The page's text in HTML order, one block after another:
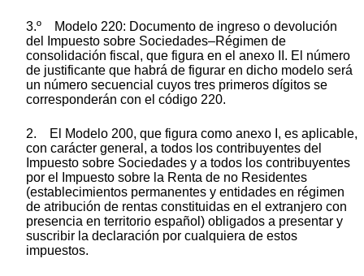
3.º Modelo 220: Documento de ingreso o devolución
del Impuesto sobre Sociedades–Régimen de
consolidación fiscal, que figura en el anexo II. El número
de justificante que habrá de figurar en dicho modelo será
un número secuencial cuyos tres primeros dígitos se
corresponderán con el código 220.
2. El Modelo 200, que figura como anexo I, es aplicable,
con carácter general, a todos los contribuyentes del
Impuesto sobre Sociedades y a todos los contribuyentes
por el Impuesto sobre la Renta de no Residentes
(establecimientos permanentes y entidades en régimen
de atribución de rentas constituidas en el extranjero con
presencia en territorio español) obligados a presentar y
suscribir la declaración por cualquiera de estos
impuestos.